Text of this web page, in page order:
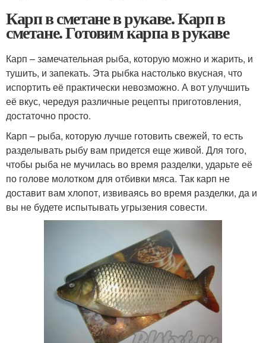
Карп в сметане в рукаве. Карп в
сметане. Готовим карпа в рукаве
Карп – замечательная рыба, которую можно и жарить, и
тушить, и запекать. Эта рыбка настолько вкусная, что
испортить её практически невозможно. А вот улучшить
её вкус, чередуя различные рецепты приготовления,
достаточно просто.
Карп – рыба, которую лучше готовить свежей, то есть
разделывать рыбу вам придется еще живой. Для того,
чтобы рыба не мучилась во время разделки, ударьте её
по голове молотком для отбивки мяса. Так карп не
доставит вам хлопот, извиваясь во время разделки, да и
вы не будете испытывать угрызения совести.